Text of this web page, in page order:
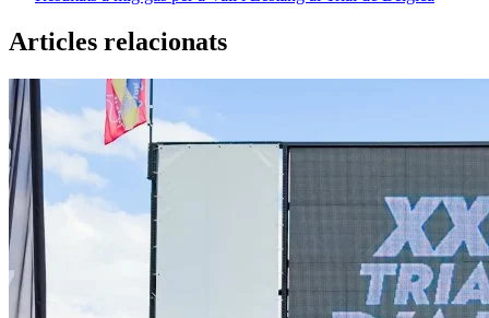
Articles relacionats